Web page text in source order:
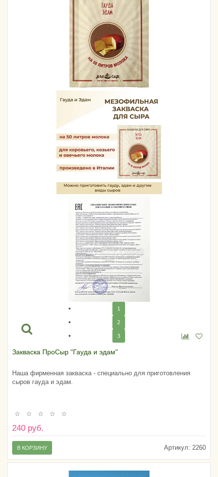
1
2
3
Закваска ПроСыр "Гауда и эдам"
Наша фирменная закваска - специально для приготовления
сыров гауда и эдам.
240 руб.
Артикул: 2260
В КОРЗИНУ